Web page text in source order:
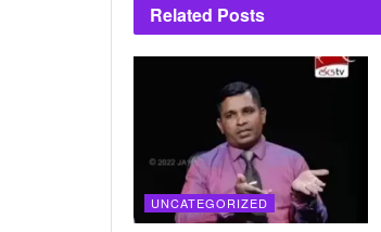
Related Posts
UNCATEGORIZED